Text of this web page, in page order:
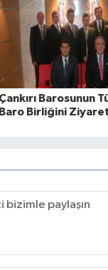
Çankırı Barosunun
Baro Birliğini